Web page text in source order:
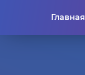
Главная